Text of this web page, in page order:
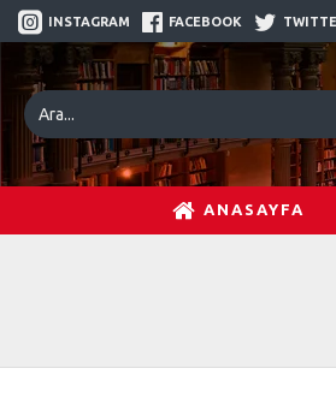
INSTAGRAM FACEBOOK
ANASAYFA